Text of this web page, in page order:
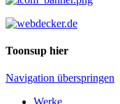
Toonsup hier
Navigation überspringen